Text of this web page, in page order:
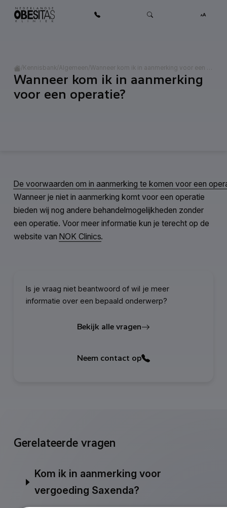
Ga naar inhoud
Home
/Kennisbank/Algemeen/
Categorie: Algemeen
Wanneer kom ik in aanmerking
voor een operatie?
De voorwaarden om in aanmerking te komen voor een
Wanneer je niet in aanmerking komt voor een operatie
bieden wij nog andere behandelmogelijkheden zonder
een operatie. Voor meer informatie kun je terecht op de
website van NOK Clinics.
Is je vraag niet beantwoord of wil je meer
informatie over een bepaald onderwerp?
Bekijk alle vragen
Neem contact op
Gerelateerde vragen
Kom ik in aanmerking voor
vergoeding Saxenda?